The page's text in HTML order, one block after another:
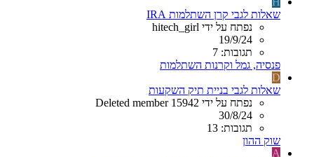
שאלות לגבי קרן השתלמות IRA
נפתח על ידי hitech_girl
19/9/24
תגובות: 7
פנסיה, גמל וקרנות השתלמות
D
שאלות לגבי בניית תיק השקעות
נפתח על ידי Deleted member 15942
30/8/24
תגובות: 13
שוק ההון
A